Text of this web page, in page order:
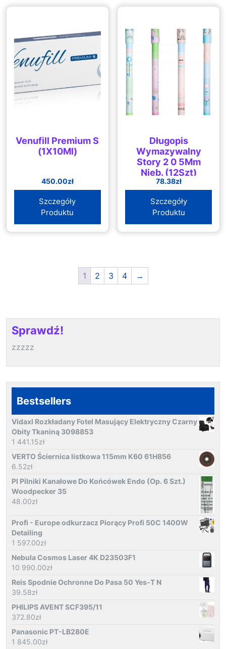
Venufill Premium S
(1X10Ml)
450.00zł
Szczegóły
Produktu
Długopis
Wymazywalny
Story 2 0 5Mm
Nieb. (12Szt)
78.38zł
Szczegóły
Produktu
1 2 3 4 →
Sprawdź!
zzzzz
Bestsellers
Vidaxl Rozkładany Fotel Masujący Elektryczny Czarny
Obity Tkaniną 3098853
1 441.15zł
VERTO Ściernica listkowa 115mm K60 61H856
6.52zł
Pl Pilniki Kanałowe Do Końcówek Endo (Op. 6 Szt.)
Woodpecker 35
48.00zł
Profi - Europe odkurzacz Piorący Profi 50C 1400W
Detailing
1 597.00zł
Nebula Cosmos Laser 4K D23503F1
10 990.00zł
Reis Spodnie Ochronne Do Pasa 50 Yes-T N
39.58zł
PHILIPS AVENT SCF395/11
372.80zł
Panasonic PT-LB280E
1 845.00zł